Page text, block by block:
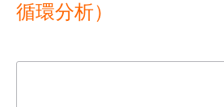
循環分析）